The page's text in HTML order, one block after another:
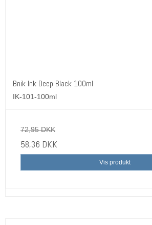
Bnik Ink Deep Black 100ml
IK-101-100ml
72,95 DKK
58,36 DKK
Vis produkt